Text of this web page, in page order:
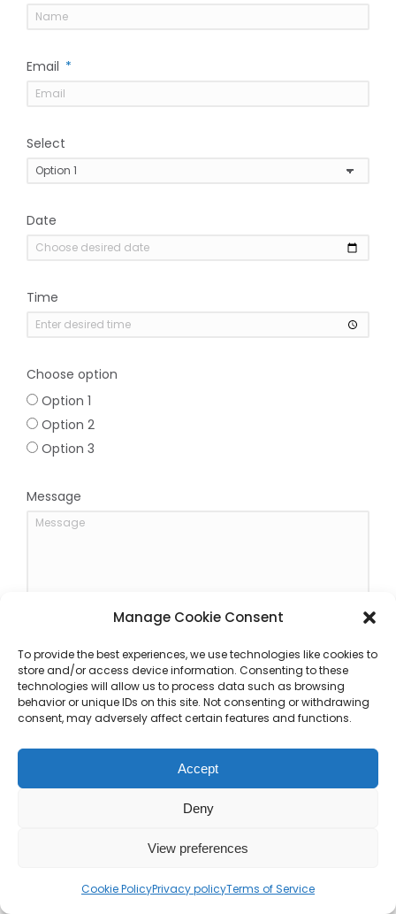
Manage Cookie Consent
To provide the best experiences, we use technologies like cookies to
store and/or access device information. Consenting to these
technologies will allow us to process data such as browsing
behavior or unique IDs on this site. Not consenting or withdrawing
consent, may adversely affect certain features and functions.
Accept
Deny
View preferences
Cookie PolicyPrivacy policyTerms of Service
Email
Select
Date
Time
Choose option
Option 1
Option 2
Option 3
Message
Accept terms & conditions
Send message